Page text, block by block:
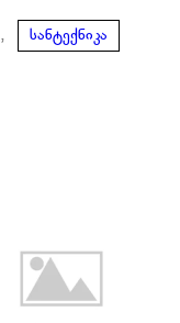
, სანტექნიკა